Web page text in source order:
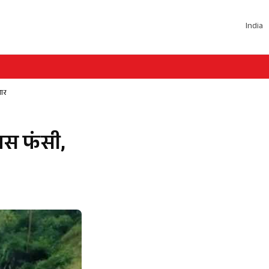
India
फंसी,